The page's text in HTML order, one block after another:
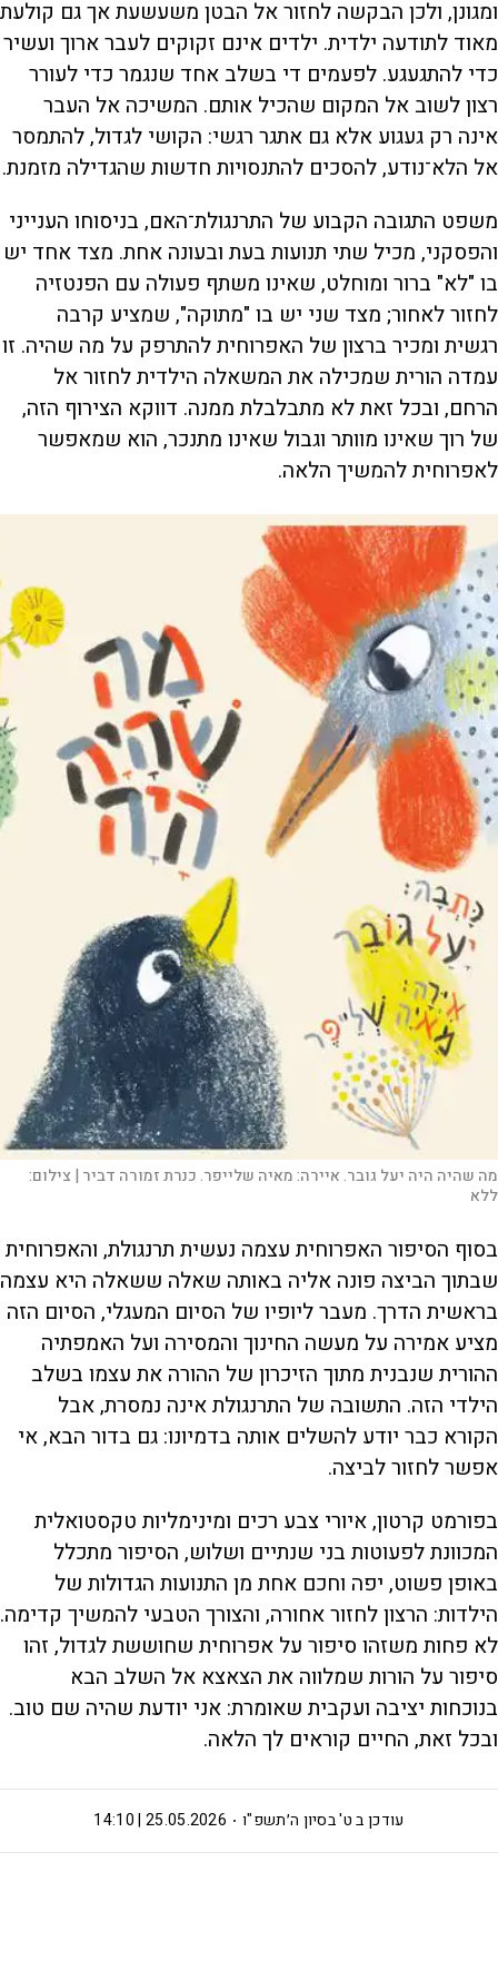
ומגונן, ולכן הבקשה לחזור אל הבטן משעשעת אך גם קולעת
מאוד לתודעה ילדית. ילדים אינם זקוקים לעבר ארוך ועשיר
כדי להתגעגע. לפעמים די בשלב אחד שנגמר כדי לעורר
רצון לשוב אל המקום שהכיל אותם. המשיכה אל העבר
אינה רק געגוע אלא גם אתגר רגשי: הקושי לגדול, להתמסר
אל הלא־נודע, להסכים להתנסויות חדשות שהגדילה מזמנת.
משפט התגובה הקבוע של התרנגולת־האם, בניסוחו הענייני
והפסקני, מכיל שתי תנועות בעת ובעונה אחת. מצד אחד יש
בו "לא" ברור ומוחלט, שאינו משתף פעולה עם הפנטזיה
לחזור לאחור; מצד שני יש בו "מתוקה", שמציע קרבה
רגשית ומכיר ברצון של האפרוחית להתרפק על מה שהיה. זו
עמדה הורית שמכילה את המשאלה הילדית לחזור אל
הרחם, ובכל זאת לא מתבלבלת ממנה. דווקא הצירוף הזה,
של רוך שאינו מוותר וגבול שאינו מתנכר, הוא שמאפשר
לאפרוחית להמשיך הלאה.
מה שהיה היה יעל גובר. איירה: מאיה שלייפר. כנרת זמורה דביר | צילום:
ללא
בסוף הסיפור האפרוחית עצמה נעשית תרנגולת, והאפרוחית
שבתוך הביצה פונה אליה באותה שאלה ששאלה היא עצמה
בראשית הדרך. מעבר ליופיו של הסיום המעגלי, הסיום הזה
מציע אמירה על מעשה החינוך והמסירה ועל האמפתיה
ההורית שנבנית מתוך הזיכרון של ההורה את עצמו בשלב
הילדי הזה. התשובה של התרנגולת אינה נמסרת, אבל
הקורא כבר יודע להשלים אותה בדמיונו: גם בדור הבא, אי
אפשר לחזור לביצה.
בפורמט קרטון, איורי צבע רכים ומינימליות טקסטואלית
המכוונת לפעוטות בני שנתיים ושלוש, הסיפור מתכלל
באופן פשוט, יפה וחכם אחת מן התנועות הגדולות של
הילדות: הרצון לחזור אחורה, והצורך הטבעי להמשיך קדימה.
לא פחות משזהו סיפור על אפרוחית שחוששת לגדול, זהו
סיפור על הורות שמלווה את הצאצא אל השלב הבא
בנוכחות יציבה ועקבית שאומרת: אני יודעת שהיה שם טוב.
ובכל זאת, החיים קוראים לך הלאה.
ט' בסיון ה׳תשפ"ו 25.05.2026 | 14:10 עודכן ב